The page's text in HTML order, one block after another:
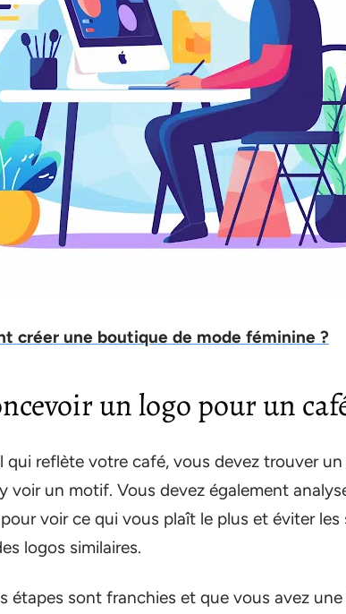
créer une boutique de mode féminine ?
un logo pour un
qui reflète votre café, vous devez trouver
voir un motif. Vous devez également
voir ce qui vous plaît le plus et éviter les
logos similaires.
étapes sont franchies et que vous avez